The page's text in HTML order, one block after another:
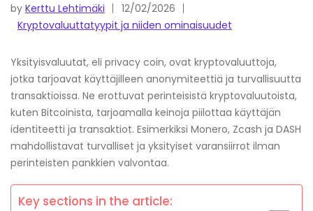
by Kerttu Lehtimäki
12/02/2026
Kryptovaluuttatyypit ja niiden ominaisuudet
Yksityisvaluutat, eli privacy coin, ovat kryptovaluuttoja,
jotka tarjoavat käyttäjilleen anonymiteettiä ja turvallisuutta
transaktioissa. Ne erottuvat perinteisistä kryptovaluutoista,
kuten Bitcoinista, tarjoamalla keinoja piilottaa käyttäjän
identiteetti ja transaktiot. Esimerkiksi Monero, Zcash ja DASH
mahdollistavat turvalliset ja yksityiset varansiirrot ilman
perinteisten pankkien valvontaa.
Key sections in the article: